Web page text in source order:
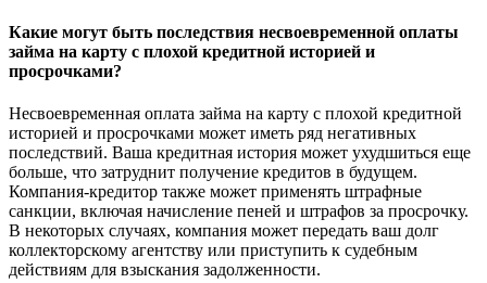
Какие могут быть последствия несвоевременной оплаты
займа на карту с плохой кредитной историей и
просрочками?
Несвоевременная оплата займа на карту с плохой кредитной
историей и просрочками может иметь ряд негативных
последствий. Ваша кредитная история может ухудшиться еще
больше, что затруднит получение кредитов в будущем.
Компания-кредитор также может применять штрафные
санкции, включая начисление пеней и штрафов за просрочку.
В некоторых случаях, компания может передать ваш долг
коллекторскому агентству или приступить к судебным
действиям для взыскания задолженности.